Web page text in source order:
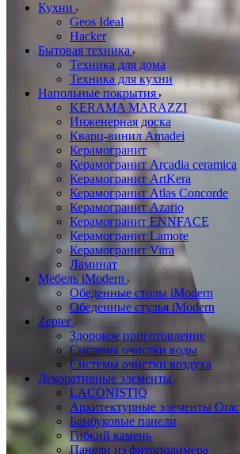
Кухни
Geos Ideal
Hacker
Бытовая техника
Техника для дома
Техника для кухни
Напольные покрытия
KERAMA MARAZZI
Инженерная доска
Кварц-винил Amadei
Керамогранит
Керамогранит Arcadia ceramica
Керамогранит ArtKera
Керамогранит Atlas Concorde
Керамогранит Azario
Керамогранит ENNFACE
Керамогранит Lamore
Керамогранит Vitra
Ламинат
Мебель iModern
Обеденные столы iModern
Обеденные стулья iModern
Zepter
Здоровое приготовление
Системы очистки воды
Системы очистки воздуха
Декоративные элементы
LACONISTIQ
Архитектурные элементы Orac
Бамбуковые панели
Гибкий камень
Панели из фитополимера